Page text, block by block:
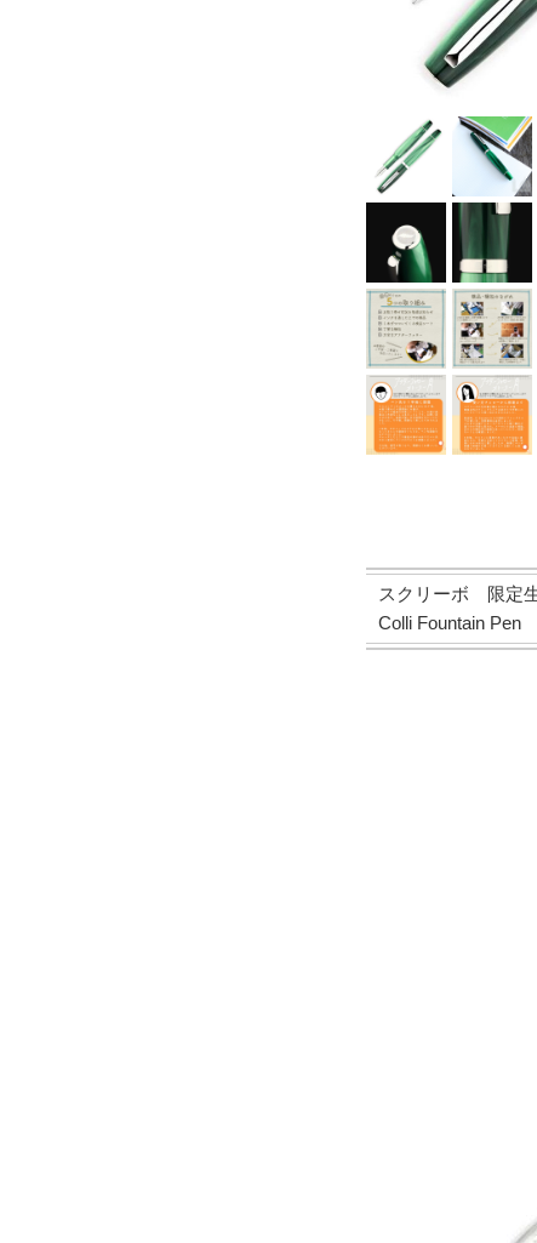
スクリーボ 限定
Colli Fountain Pen